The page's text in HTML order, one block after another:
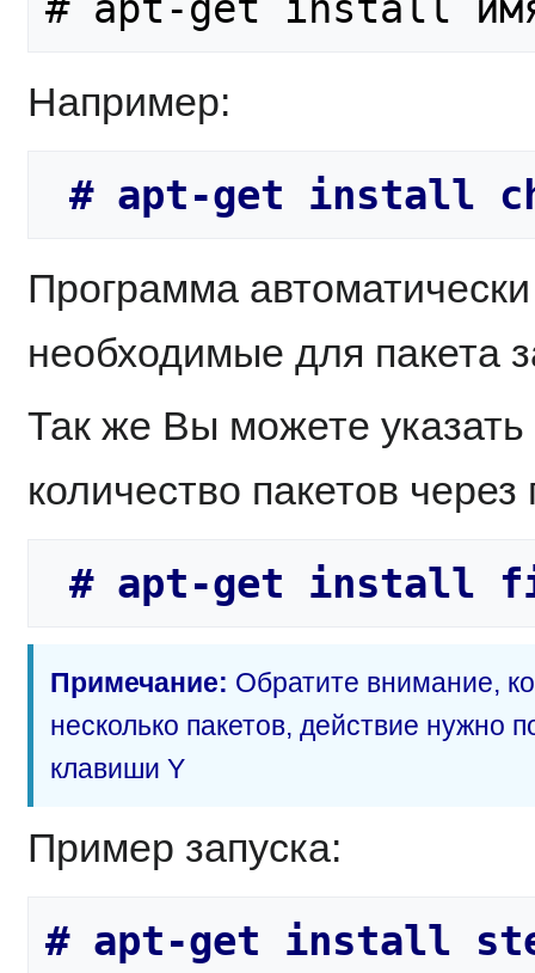
Например:
Программа
необходимые для пакета
Так же Вы можете
количество пакетов через
Примечание: Обратите внимание,
несколько пакетов, действие нужно
клавиши Y
Пример запуска: